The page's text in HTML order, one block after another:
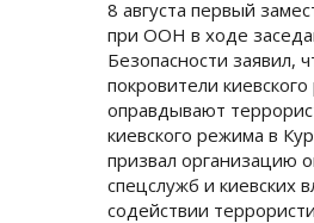
8 августа первый
при ООН в ходе
Безопасности заявил,
покровители
оправдывают
киевского режима в
призвал организацию
спецслужб и киевских
содействии